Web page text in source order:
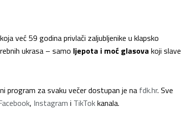
već 59 godina privlači zaljubljenike u klapsko
ukrasa – samo ljepota i moć glasova koji slave
program za svaku večer dostupan je na fdk.hr. Sve
, Instagram i TikTokkanala.